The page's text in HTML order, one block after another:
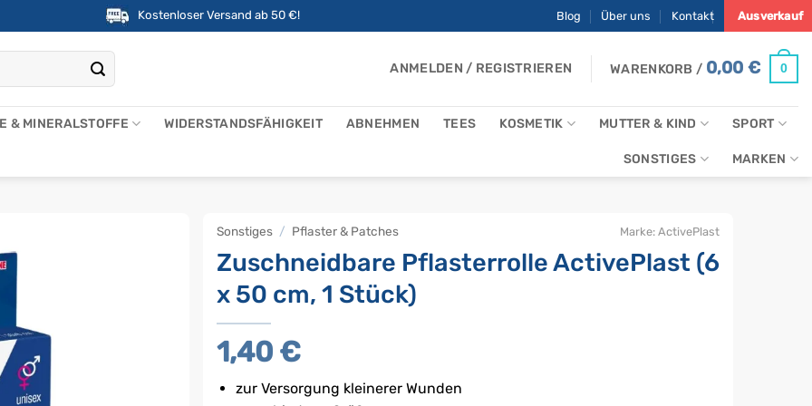
Kostenloser Versand ab 50 €! Blog Über uns Kontakt Ausverkauf
ANMELDEN / REGISTRIEREN WARENKORB / 0,00€ 0
& MINERALSTOFFE WIDERSTANDSFÄHIGKEIT ABNEHMEN TEES KOSMETIK MUTTER & KIND SPORT
SONSTIGES MARKEN
Sonstiges / Pflaster & Patches
Zuschneidbare Pflasterrolle ActivePlast (6
x 50 cm, 1 Stück)
1,40 €
zur Versorgung kleinerer Wunden
Marke: ActivePlast